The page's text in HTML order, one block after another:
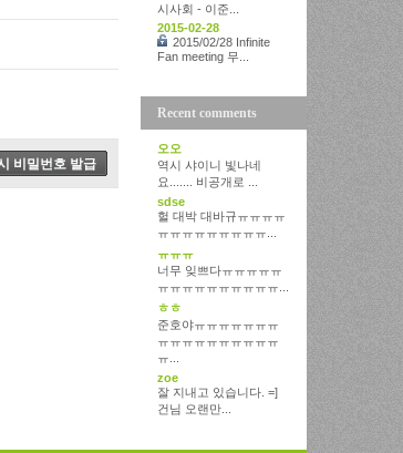
시사회 - 이준...
2015-02-28
2015/02/28 Infinite
Fan meeting 무...
Recent comments
오오
역시 샤이니 빛나네
요....... 비공개로 ...
sdse
헐 대박 대바규ㅠㅠㅠㅠ
ㅠㅠㅠㅠㅠㅠㅠㅠㅠ...
ㅠㅠㅠ
너무 잊쁘다ㅠㅠㅠㅠㅠ
ㅠㅠㅠㅠㅠㅠㅠㅠㅠㅠ...
ㅎㅎ
준호야ㅠㅠㅠㅠㅠㅠㅠ
ㅠㅠㅠㅠㅠㅠㅠㅠㅠㅠ
ㅠ...
zoe
잘 지내고 있습니다. =]
건님 오랜만...